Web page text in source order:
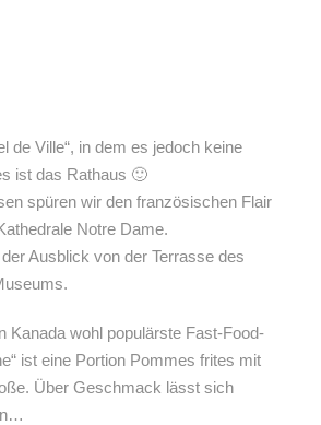
de Ville“, in dem es jedoch keine
ist das Rathaus 🙂
spüren wir den französischen Flair
Notre Dame.
Ausblick von der Terrasse des
Kanada wohl populärste Fast-Food-
ist eine Portion Pommes frites mit
Über Geschmack lässt sich